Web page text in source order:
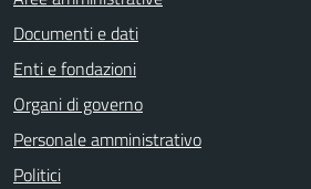
Documenti e dati
Enti e fondazioni
Organi di governo
Personale amministrativo
Politici